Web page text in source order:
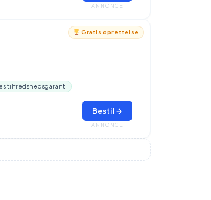
ANNONCE
Gratis oprettelse
tilfredshedsgaranti
Bestil →
ANNONCE